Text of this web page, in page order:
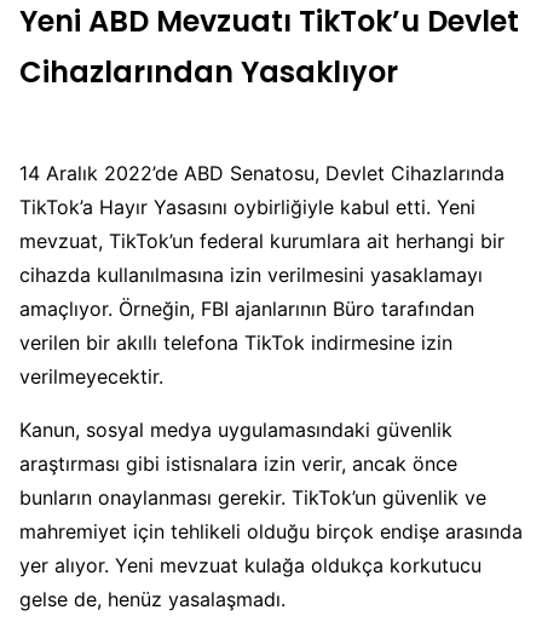
Yeni ABD Mevzuatı TikTok’u Devlet
Cihazlarından Yasaklıyor
14 Aralık 2022’de ABD Senatosu, Devlet Cihazlarında
TikTok’a Hayır Yasasını oybirliğiyle kabul etti. Yeni
mevzuat, TikTok’un federal kurumlara ait herhangi bir
cihazda kullanılmasına izin verilmesini yasaklamayı
amaçlıyor. Örneğin, FBI ajanlarının Büro tarafından
verilen bir akıllı telefona TikTok indirmesine izin
verilmeyecektir.
Kanun, sosyal medya uygulamasındaki güvenlik
araştırması gibi istisnalara izin verir, ancak önce
bunların onaylanması gerekir. TikTok’un güvenlik ve
mahremiyet için tehlikeli olduğu birçok endişe arasında
yer alıyor. Yeni mevzuat kulağa oldukça korkutucu
gelse de, henüz yasalaşmadı.